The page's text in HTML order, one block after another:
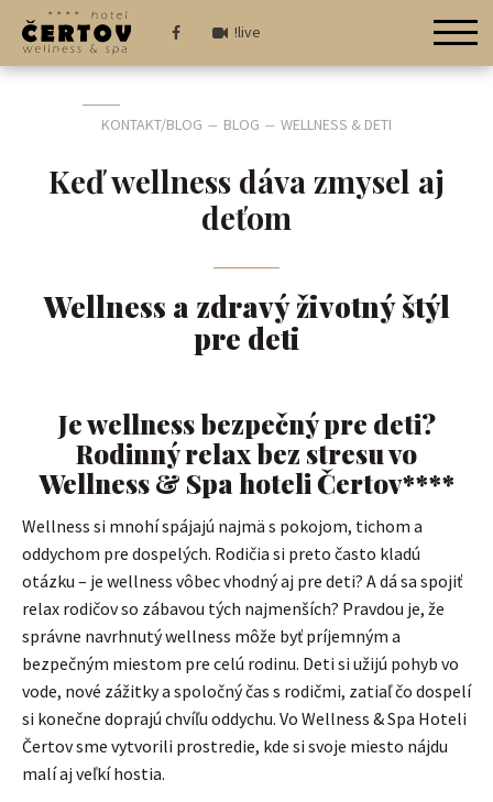
!live
KONTAKT/BLOG — BLOG — WELLNESS & DETI
Keď wellness dáva zmysel aj
deťom
Wellness a zdravý životný štýl
pre deti
Je wellness bezpečný pre deti?
Rodinný relax bez stresu vo
Wellness & Spa hoteli Čertov****
Wellness si mnohí spájajú najmä s pokojom, tichom a
oddychom pre dospelých. Rodičia si preto často kladú
otázku – je wellness vôbec vhodný aj pre deti? A dá sa spojiť
relax rodičov so zábavou tých najmenších? Pravdou je, že
správne navrhnutý wellness môže byť príjemným a
bezpečným miestom pre celú rodinu. Deti si užijú pohyb vo
vode, nové zážitky a spoločný čas s rodičmi, zatiaľ čo dospelí
si konečne doprajú chvíľu oddychu. Vo Wellness & Spa Hoteli
Čertov sme vytvorili prostredie, kde si svoje miesto nájdu
malí aj veľkí hostia.